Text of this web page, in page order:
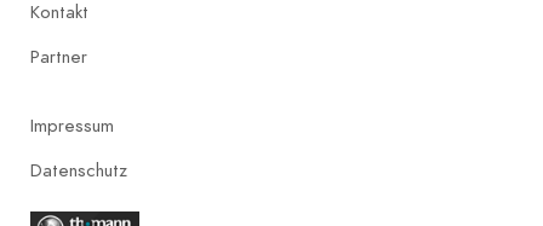
Kontakt
Partner
Impressum
Datenschutz